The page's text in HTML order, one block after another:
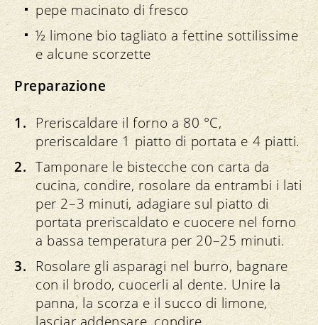
pepe macinato di fresco
½ limone bio tagliato a fettine sottilissime
e alcune scorzette
Preparazione
Preriscaldare il forno a 80 °C,
preriscaldare 1 piatto di portata e 4 piatti.
Tamponare le bistecche con carta da
cucina, condire, rosolare da entrambi i lati
per 2–3 minuti, adagiare sul piatto di
portata preriscaldato e cuocere nel forno
a bassa temperatura per 20–25 minuti.
Rosolare gli asparagi nel burro, bagnare
con il brodo, cuocerli al dente. Unire la
panna, la scorza e il succo di limone,